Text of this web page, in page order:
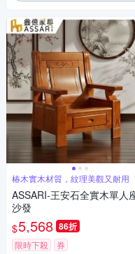
椿木實木材質，紋理美觀又耐用
ASSARI-王安石全實木單人
沙發
$5,568 86折
限時下殺 券